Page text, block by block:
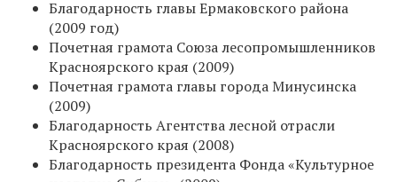
Благодарность главы Ермаковского района
(2009 год)
Почетная грамота Союза лесопромышленников
Красноярского края (2009)
Почетная грамота главы города Минусинска
(2009)
Благодарность Агентства лесной отрасли
Красноярского края (2008)
Благодарность президента Фонда «Культурное